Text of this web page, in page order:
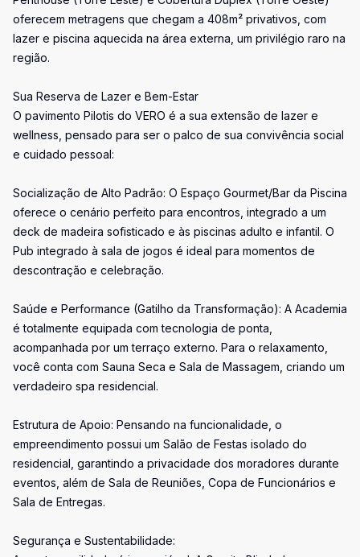
oferecem metragens que chegam a 408m² privativos, com
lazer e piscina aquecida na área externa, um privilégio raro na
região.
Sua Reserva de Lazer e Bem-Estar
O pavimento Pilotis do VERO é a sua extensão de lazer e
wellness, pensado para ser o palco de sua convivência social
e cuidado pessoal:
Socialização de Alto Padrão: O Espaço Gourmet/Bar da Piscina
oferece o cenário perfeito para encontros, integrado a um
deck de madeira sofisticado e às piscinas adulto e infantil. O
Pub integrado à sala de jogos é ideal para momentos de
descontração e celebração.
Saúde e Performance (Gatilho da Transformação): A Academia
é totalmente equipada com tecnologia de ponta,
acompanhada por um terraço externo. Para o relaxamento,
você conta com Sauna Seca e Sala de Massagem, criando um
verdadeiro spa residencial.
Estrutura de Apoio: Pensando na funcionalidade, o
empreendimento possui um Salão de Festas isolado do
residencial, garantindo a privacidade dos moradores durante
eventos, além de Sala de Reuniões, Copa de Funcionários e
Sala de Entregas.
Segurança e Sustentabilidade: